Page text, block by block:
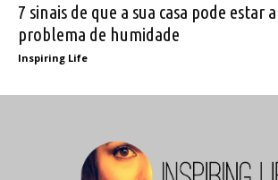
7 sinais de que a sua casa pode estar
problema de humidade
Inspiring Life